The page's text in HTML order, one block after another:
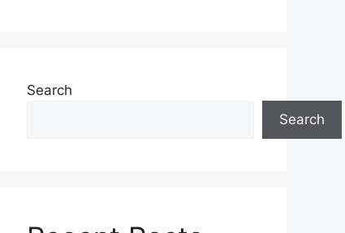
Search
Search